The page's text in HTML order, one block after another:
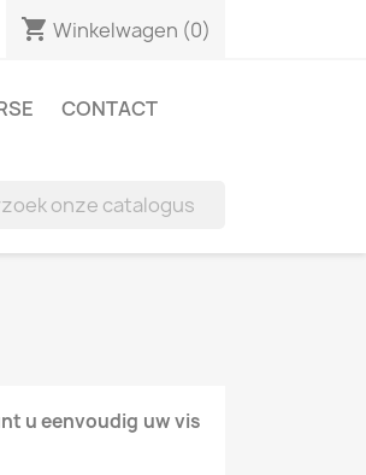
shopping_cart Winkelwagen (0)
CONTACT
u eenvoudig uw vis